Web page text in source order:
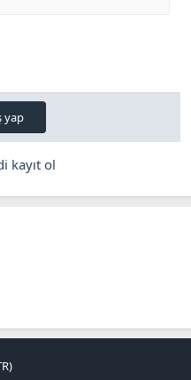
yap
kayıt ol